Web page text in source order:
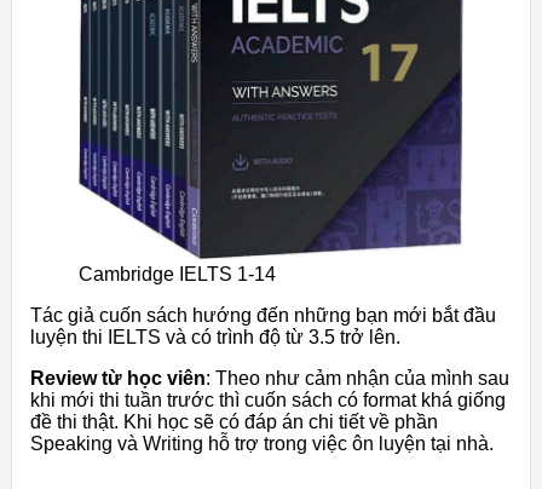
Cambridge IELTS 1-14
Tác giả cuốn sách hướng đến những bạn mới bắt đầu
luyện thi IELTS và có trình độ từ 3.5 trở lên.
Review từ học viên: Theo như cảm nhận của mình sau
khi mới thi tuần trước thì cuốn sách có format khá giống
đề thi thật. Khi học sẽ có đáp án chi tiết về phần
Speaking và Writing hỗ trợ trong việc ôn luyện tại nhà.